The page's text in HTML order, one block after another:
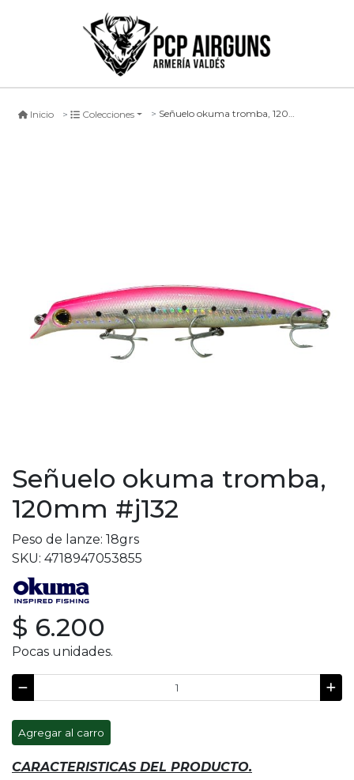
Inicio Colecciones Señuelo okuma tromba, 120mm #j132
Señuelo okuma tromba,
120mm #j132
Peso de lanze: 18grs
SKU: 4718947053855
$ 6.200
Pocas unidades.
Agregar al carro
CARACTERISTICAS DEL PRODUCTO.